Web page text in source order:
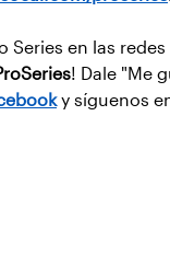
Series en las redes
! Dale "Me
y síguenos